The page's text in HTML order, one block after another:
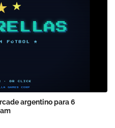
argentino para 6